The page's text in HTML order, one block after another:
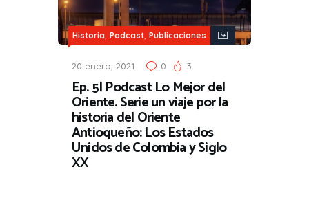
Historia, Podcast, Publicaciones
20 enero, 2021 0 3
Ep. 5| Podcast Lo Mejor del
Oriente. Serie un viaje por la
historia del Oriente
Antioqueño: Los Estados
Unidos de Colombia y Siglo
XX